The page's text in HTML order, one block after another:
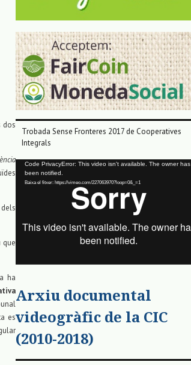
dos
que
ha
es
Trobada Sense Fronteres 2017 de Cooperatives
Integrals
Reproductor
vídeo
Code PrivacyError: This video isn't available. The owner has
been notified.
Baixa el fitxer: https://vimeo.com/227063970?loop=0&_=1
Arxiu documental
videogràfic de la CIC
(2010-2018)